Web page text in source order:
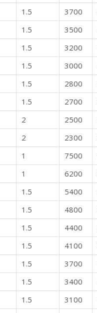
1.5 3700
1.5 3500
1.5 3200
1.5 3000
1.5 2800
1.5 2700
2 2500
2 2300
1 7500
1 6200
1.5 5400
1.5 4800
1.5 4400
1.5 4100
1.5 3700
1.5 3400
1.5 3100